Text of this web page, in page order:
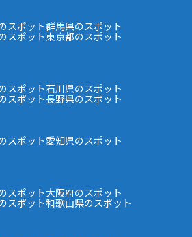
スポット群馬県のスポット
スポット東京都のスポット
スポット石川県のスポット
スポット長野県のスポット
スポット愛知県のスポット
スポット大阪府のスポット
スポット和歌山県のスポット